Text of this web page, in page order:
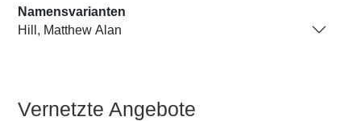
Namensvarianten
Hill, Matthew Alan
Vernetzte Angebote